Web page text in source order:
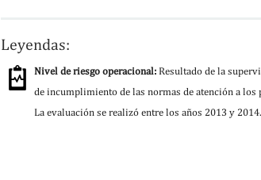
Leyendas:
Nivel de riesgo operacional: Resultado de la
de incumplimiento de las normas de atención a
La evaluación se realizó entre los años 2013 y 2014.